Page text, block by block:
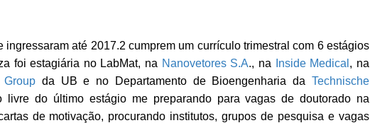
até 2017.2 cumprem um currículo trimestral com 6 estágios
foi estagiária no LabMat, na Nanovetores S.A., na Inside Medical , na
da UB e no Departamento de Bioengenharia daTechnische
livre do último estágio me preparando para vagas de doutorado na
de motivação, procurando institutos, grupos de pesquisa e vagas